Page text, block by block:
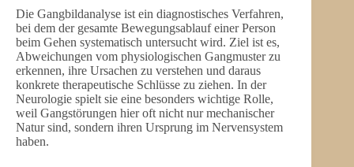
Die Gangbildanalyse ist ein diagnostisches Verfahren,
bei dem der gesamte Bewegungsablauf einer Person
beim Gehen systematisch untersucht wird. Ziel ist es,
Abweichungen vom physiologischen Gangmuster zu
erkennen, ihre Ursachen zu verstehen und daraus
konkrete therapeutische Schlüsse zu ziehen. In der
Neurologie spielt sie eine besonders wichtige Rolle,
weil Gangstörungen hier oft nicht nur mechanischer
Natur sind, sondern ihren Ursprung im Nervensystem
haben.